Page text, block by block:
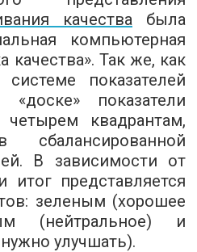
качества была
компьютерная
качества». Так же, как
показателей
показатели
квадрантам,
В зависимости от
итог представляется
зеленым (хорошее
(нейтральное) и
улучшать).